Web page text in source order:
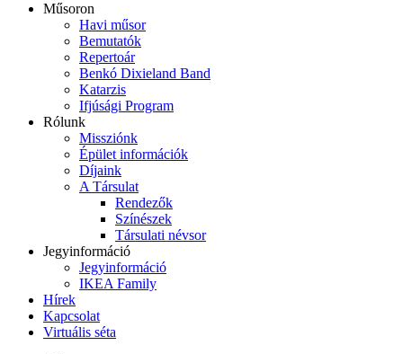
Műsoron
Havi műsor
Bemutatók
Repertoár
Benkó Dixieland Band
Katarzis
Ifjúsági Program
Rólunk
Missziónk
Épület információk
Díjaink
A Társulat
Rendezők
Színészek
Társulati névsor
Jegyinformáció
Jegyinformáció
IKEA Family
Hírek
Kapcsolat
Virtuális séta